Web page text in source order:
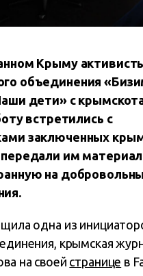
Крыму
объединения
дети» с
встретились с
заключенных
им
на
одна из
крымская
на своей странице в